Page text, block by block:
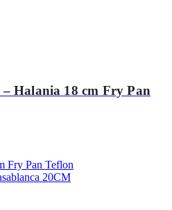
Halania 18 cm Fry Pan